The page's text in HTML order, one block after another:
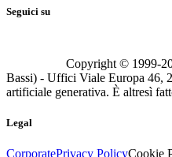
Seguici su
Copyright © 1999-
Bassi) - Uffici Viale Europa 46,
artificiale generativa. È altresì
Legal
CorporatePrivacy PolicyCookie